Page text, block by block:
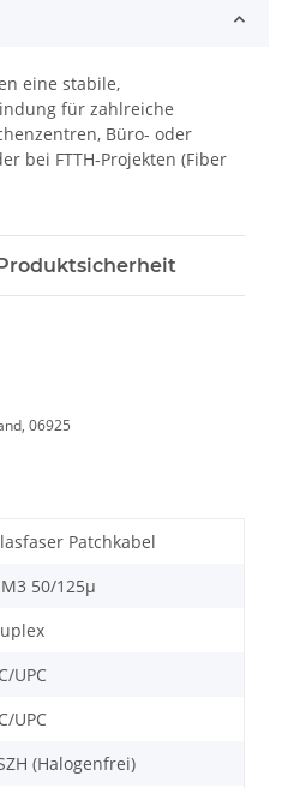
eine stabile,
für zahlreiche
Büro- oder
bei FTTH-Projekten (Fiber
06925
Patchkabel
50/125µ
UPC
UPC
(Halogenfrei)